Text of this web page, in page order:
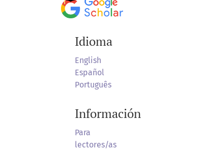
Idioma
English
Español
Português
Información
Para
lectores/as